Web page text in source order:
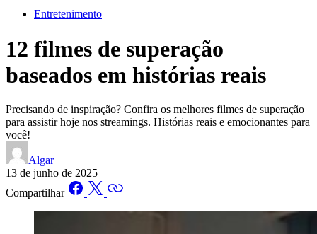
Entretenimento
12 filmes de superação
baseados em histórias reais
Precisando de inspiração? Confira os melhores filmes de superação
para assistir hoje nos streamings. Histórias reais e emocionantes para
você!
Algar
13 de junho de 2025
Compartilhar